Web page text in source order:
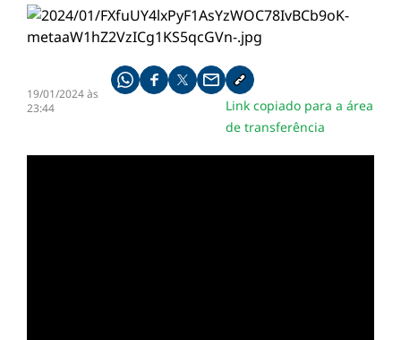
19/01/2024 às
23:44
Compartilhe pelo whatsapp
Compartilhar no facebook
Compartilhar no twitter
Compartilhe pelo email
Copiar link da notícia
Link copiado para a área
de transferência